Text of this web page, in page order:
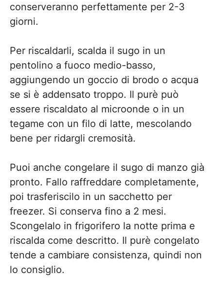
conserveranno perfettamente per 2-3
giorni.
Per riscaldarli, scalda il sugo in un
pentolino a fuoco medio-basso,
aggiungendo un goccio di brodo o acqua
se si è addensato troppo. Il purè può
essere riscaldato al microonde o in un
tegame con un filo di latte, mescolando
bene per ridargli cremosità.
Puoi anche congelare il sugo di manzo già
pronto. Fallo raffreddare completamente,
poi trasferiscilo in un sacchetto per
freezer. Si conserva fino a 2 mesi.
Scongelalo in frigorifero la notte prima e
riscalda come descritto. Il purè congelato
tende a cambiare consistenza, quindi non
lo consiglio.